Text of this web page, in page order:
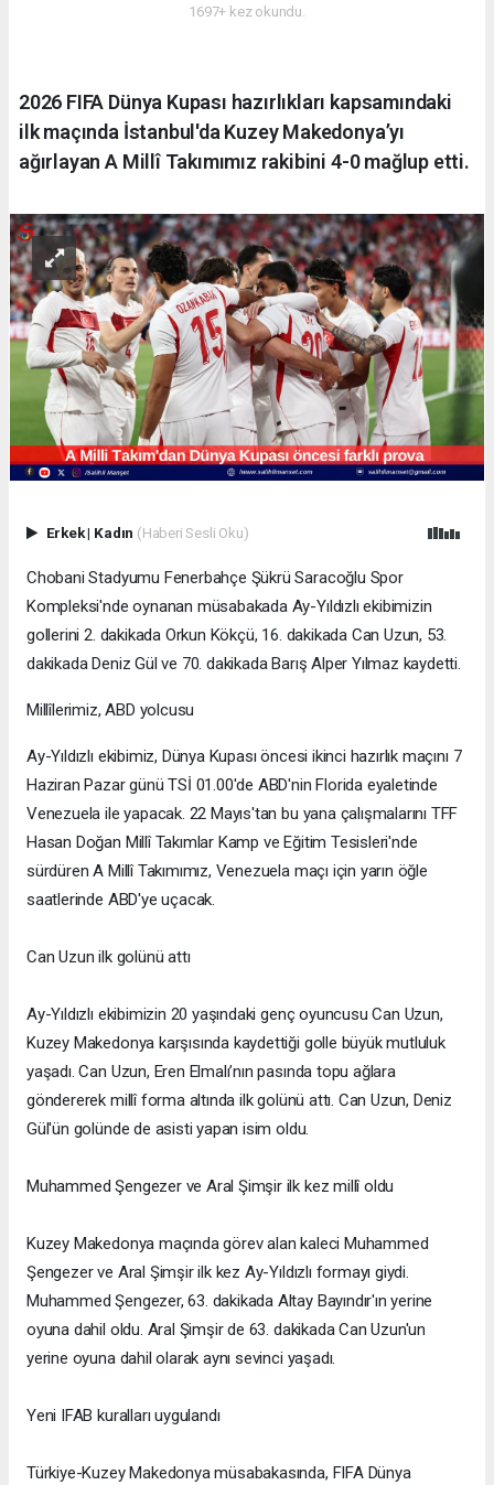
1697+ kez okundu.
2026 FIFA Dünya Kupası hazırlıkları kapsamındaki
ilk maçında İstanbul'da Kuzey Makedonya’yı
ağırlayan A Millî Takımımız rakibini 4-0 mağlup etti.
Erkek| Kadın (Haberi Sesli Oku)
Chobani Stadyumu Fenerbahçe Şükrü Saracoğlu Spor
Kompleksi'nde oynanan müsabakada Ay-Yıldızlı ekibimizin
gollerini 2. dakikada Orkun Kökçü, 16. dakikada Can Uzun, 53.
dakikada Deniz Gül ve 70. dakikada Barış Alper Yılmaz kaydetti.
Millîlerimiz, ABD yolcusu
Ay-Yıldızlı ekibimiz, Dünya Kupası öncesi ikinci hazırlık maçını 7
Haziran Pazar günü TSİ 01.00'de ABD'nin Florida eyaletinde
Venezuela ile yapacak. 22 Mayıs'tan bu yana çalışmalarını TFF
Hasan Doğan Millî Takımlar Kamp ve Eğitim Tesisleri'nde
sürdüren A Millî Takımımız, Venezuela maçı için yarın öğle
saatlerinde ABD'ye uçacak.
Can Uzun ilk golünü attı
Ay-Yıldızlı ekibimizin 20 yaşındaki genç oyuncusu Can Uzun,
Kuzey Makedonya karşısında kaydettiği golle büyük mutluluk
yaşadı. Can Uzun, Eren Elmalı’nın pasında topu ağlara
göndererek millî forma altında ilk golünü attı. Can Uzun, Deniz
Gül'ün golünde de asisti yapan isim oldu.
Muhammed Şengezer ve Aral Şimşir ilk kez millî oldu
Kuzey Makedonya maçında görev alan kaleci Muhammed
Şengezer ve Aral Şimşir ilk kez Ay-Yıldızlı formayı giydi.
Muhammed Şengezer, 63. dakikada Altay Bayındır'ın yerine
oyuna dahil oldu. Aral Şimşir de 63. dakikada Can Uzun'un
yerine oyuna dahil olarak aynı sevinci yaşadı.
Yeni IFAB kuralları uygulandı
Türkiye-Kuzey Makedonya müsabakasında, FIFA Dünya